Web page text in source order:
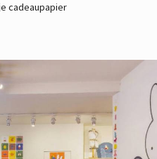
cadeaupapier